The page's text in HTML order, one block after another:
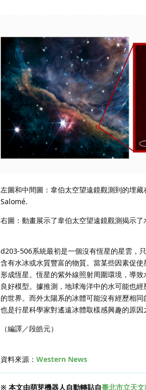
左圖和中間圖：韋伯太空望遠鏡觀測到的埋
Salomé.
右圖：動畫展示了韋伯太空望遠鏡觀測揭示
d203-506系統最初是一個沒有恆星的星雲，
含有水冰或水質豐富的物質。當某些因素促
形成恆星。恆星的紫外線照射周圍環境，導
良好模型。據推測，地球海洋中的水可能也
的世界。而外太陽系的冰體可能沒有經歷相
也是行星科學家對遙遠冰體取樣感興趣的原
（編譯／段皓元）
資料來源： Western News
※ 本文由萌芽機器人自動轉貼自臺北市立天